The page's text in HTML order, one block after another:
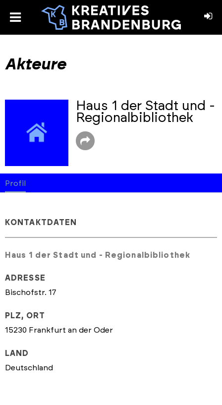
toggle
Akteure
Haus 1 der Stadt und -
Regionalbibliothek
Profil
KONTAKTDATEN
Haus 1 der Stadt und - Regionalbibliothek
ADRESSE
Bischofstr. 17
PLZ, ORT
15230 Frankfurt an der Oder
LAND
Deutschland